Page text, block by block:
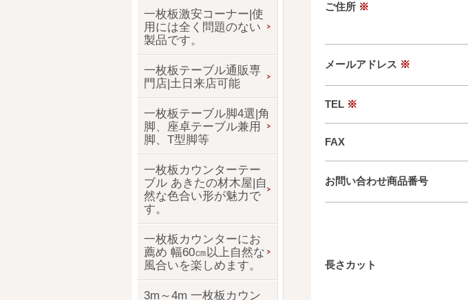
ご住所 ※
メールアドレス ※
TEL ※
FAX
お問い合わせ商品番号
長さカット
一枚板激安コーナー|使
用には全く問題のない
製品です。
一枚板テーブル通販専
門店|土日来店可能
一枚板テーブル脚4選|角
脚、座卓テーブル兼用
脚、T型脚等
一枚板カウンターテー
ブル あきたの材木屋|自
然な色合い形が魅力で
す。
一枚板カウンターにお
薦め 幅60㎝以上自然な
風合いを楽しめます。
3m～4m 一枚板カウン